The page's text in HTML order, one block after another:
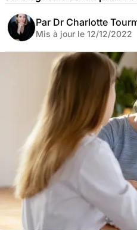
Par Dr Charlotte
Mis à jour le 12/12/2022